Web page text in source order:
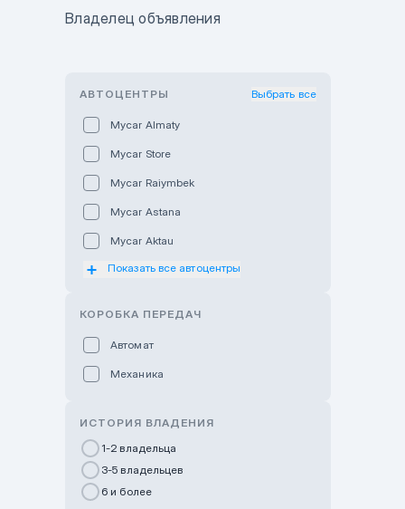
Владелец объявления
АВТОЦЕНТРЫ Выбрать все
Mycar Almaty
Mycar Store
Mycar Raiymbek
Mycar Astana
Mycar Aktau
Mycar Uralsk
GWM Nurly Zhol
Chery Astana
Показать все автоцентры
КОРОБКА ПЕРЕДАЧ
Автомат
Механика
ИСТОРИЯ ВЛАДЕНИЯ
1-2 владельца
3-5 владельцев
6 и более